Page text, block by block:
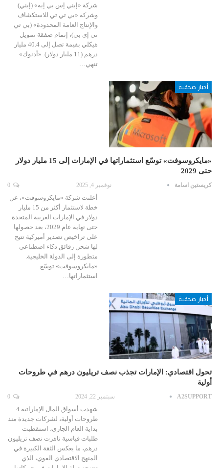
شركة «إيني إس بي إيه» (إيني)
وشركة «بي تي تي للاستكشاف
والإنتاج العامة المحدودة» (بي تي
تي إي بي)، إتمام صفقة تمويل
هيكلي بقيمة تصل إلى 40.4 مليار
درهم (11 مليار دولار). «أدنوك»
تنهي…
أخبار صحفية
«مايكروسوفت» توسّع استثماراتها في الإمارات إلى 15 مليار دولار
حتى 2029
كريستين اسامة نوفمبر 4, 2025
أعلنت شركة «مايكروسوفت»، عن
خطة لاستثمار أكثر من 15 مليار
دولار في الإمارات العربية المتحدة
حتى نهاية عام 2029، بعد حصولها
على تراخيص تصدير أميركية تتيح
لها شحن رقائق ذكاء اصطناعي
متطورة إلى الدولة الخليجية.
«مايكروسوفت» توسّع
استثماراتها…
أخبار صحفية
تحول اقتصادي: الإمارات تجذب نصف تريليون درهم في طروحات
أولية
A2SUPPORT سبتمبر 22, 2024
شهدت أسواق المال الإماراتية 4
طروحات أولية، لشركات جديدة منذ
بداية العام الجاري، استقطبت
طلبات قياسية ناهزت نصف تريليون
درهم، ما يعكس الثقة الكبيرة في
المنهج الاقتصادي القوي، الذي